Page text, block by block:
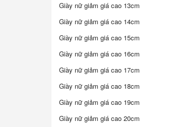
Giày nữ giảm giá cao 13cm
Giày nữ giảm giá cao 14cm
Giày nữ giảm giá cao 15cm
Giày nữ giảm giá cao 16cm
Giày nữ giảm giá cao 17cm
Giày nữ giảm giá cao 18cm
Giày nữ giảm giá cao 19cm
Giày nữ giảm giá cao 20cm